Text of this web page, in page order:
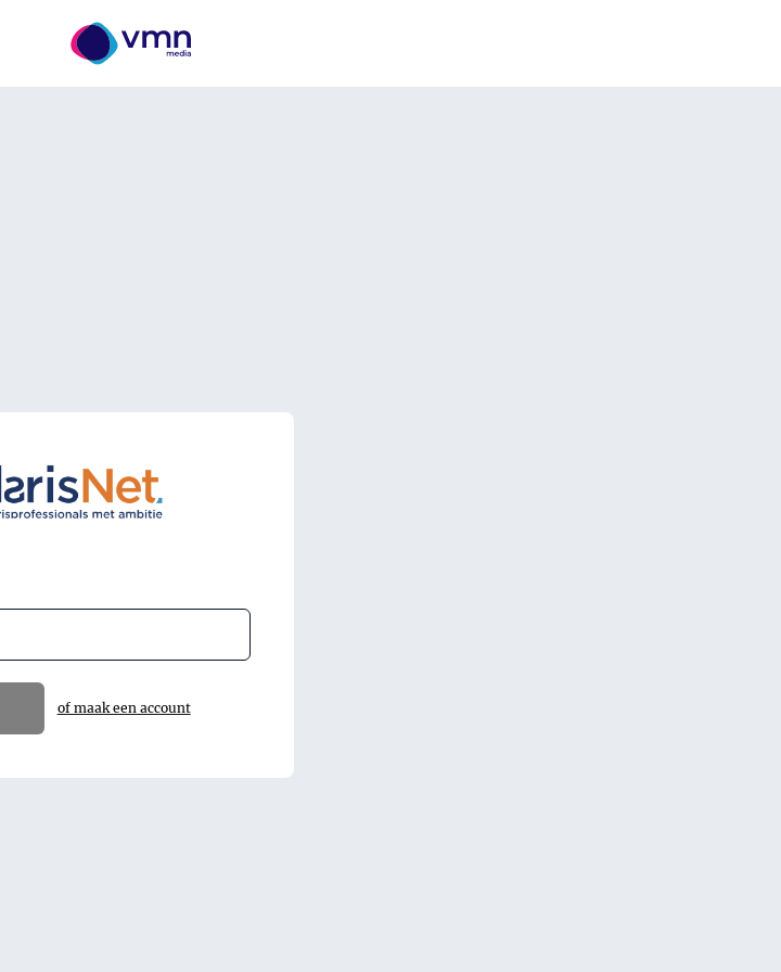
of maak een account